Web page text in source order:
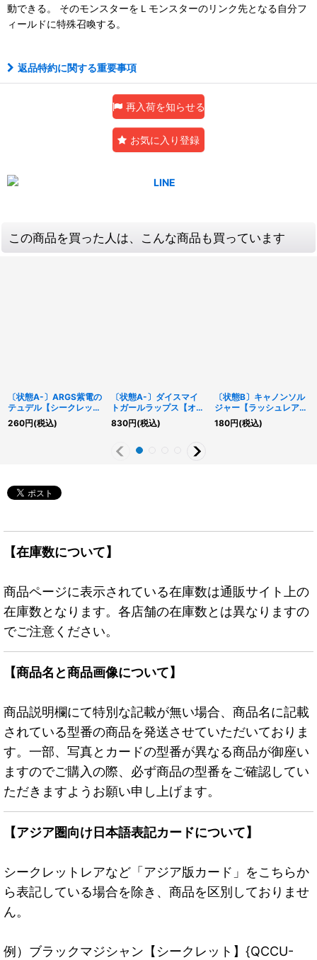
動できる。 そのモンスターをＬモンスターのリンク先となる自分フ
ィールドに特殊召喚する。
返品特約に関する重要事項
再入荷を知らせる
お気に入り登録
この商品を買った人は、こんな商品も買っています
〔状態A-〕ARGS紫電の
テュデル【シークレッ
ト】{SUDA-JP071}
《罠》
260円(税込)
〔状態A-〕ダイスマイ
トガールラップス【オー
バーラッシュレア】
{RD/ORP2-JP067}
830円(税込)
〔状態B〕キャノンソル
ジャー【ラッシュレア】
{RD/EXT1-JP041}《RD
モンスター》
180円(税込)
【在庫数について】
商品ページに表示されている在庫数は通販サイト上の
在庫数となります。各店舗の在庫数とは異なりますの
でご注意ください。
【商品名と商品画像について】
商品説明欄にて特別な記載が無い場合、商品名に記載
されている型番の商品を発送させていただいておりま
す。一部、写真とカードの型番が異なる商品が御座い
ますのでご購入の際、必ず商品の型番をご確認してい
ただきますようお願い申し上げます。
【アジア圏向け日本語表記カードについて】
シークレットレアなど「アジア版カード」をこちらか
ら表記している場合を除き、商品を区別しておりませ
ん。
例）ブラックマジシャン【シークレット】{QCCU-